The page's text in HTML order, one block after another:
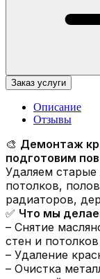
Заказ услуги
Описание
Отзывы
🎨 Демонтаж
подготовим
Удаляем старые
потолков,
радиаторов,
✅ Что мы
– Снятие
стен и потолков
– Удаление
– Очистка